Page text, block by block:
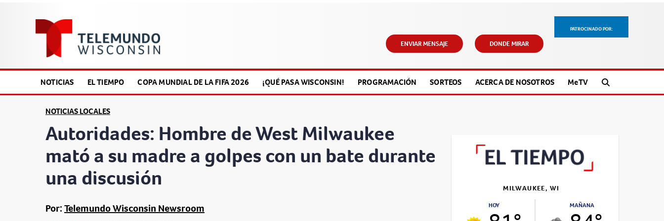
PATROCINADO POR:
ENVIAR MENSAJE DONDE MIRAR
NOTICIAS EL TIEMPO COPA MUNDIAL DE LA FIFA 2026 ¡QUÉ PASA WISCONSIN! PROGRAMACIÓN SORTEOS ACERCA DE NOSOTROS MeTV
NOTICIAS LOCALES
Autoridades: Hombre de West Milwaukee
mató a su madre a golpes con un bate durante
una discusión
Por:Telemundo Wisconsin Newsroom
MILWAUKEE, WI
HOY MAÑANA